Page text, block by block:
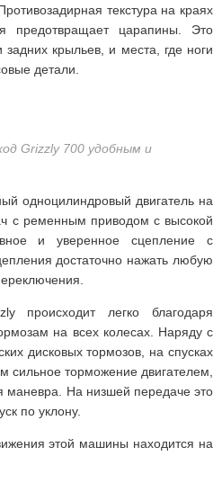
текстура на краях
предотвращает царапины. Это
крыльев, и места, где ноги
детали.
Grizzly 700 удобным и
одноцилиндровый двигатель на
с ременным приводом с высокой
и уверенное сцепление с
достаточно нажать любую
происходит легко благодаря
на всех колесах. Наряду с
дисковых тормозов, на спусках
сильное торможение двигателем,
маневра. На низшей передаче это
по уклону.
этой машины находится на